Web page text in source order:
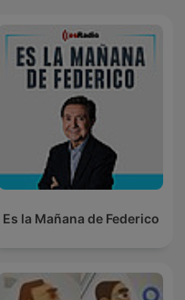
Es la Mañana de Federico